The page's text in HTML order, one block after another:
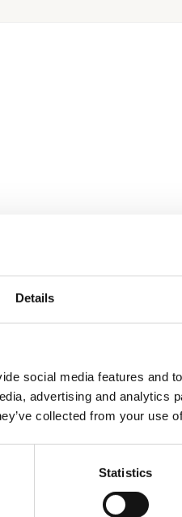
Details
social media features and
advertising and analytics
collected from your use
Statistics
binnen 20 minuten op
uitstekend op